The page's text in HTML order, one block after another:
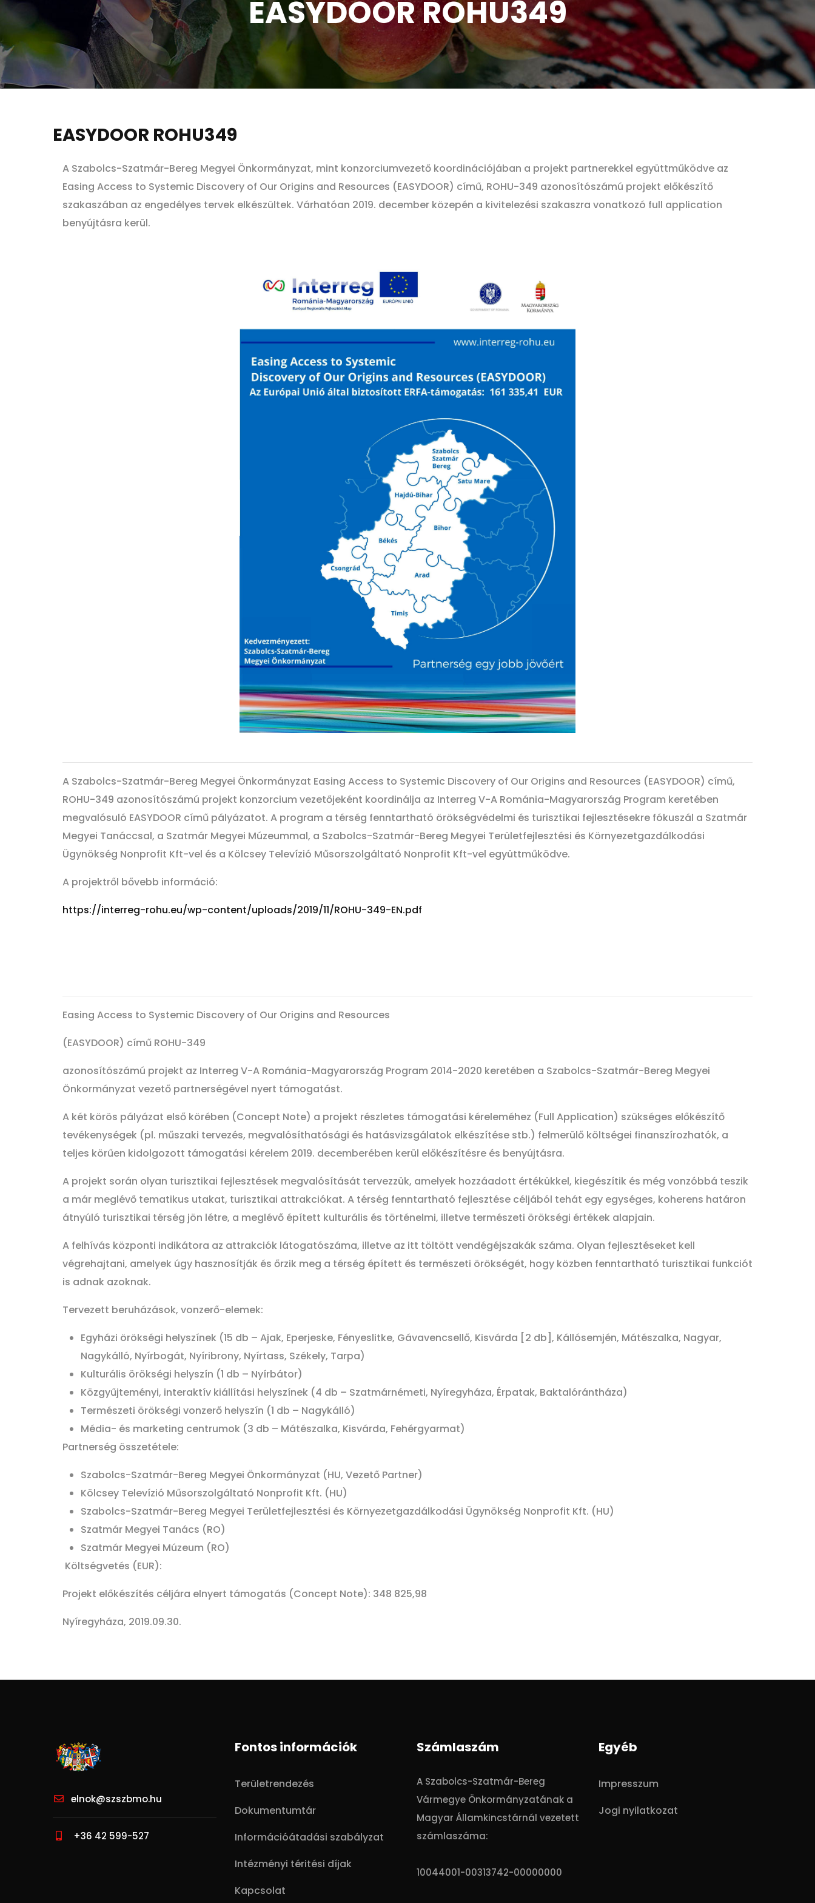
EASYDOOR ROHU349
EASYDOOR ROHU349
A Szabolcs-Szatmár-Bereg Megyei Önkormányzat, mint konzorciumvezető koordinációjában a projekt partnerekkel együttműködve az
Easing Access to Systemic Discovery of Our Origins and Resources (EASYDOOR) című, ROHU-349 azonosítószámú projekt előkészítő
szakaszában az engedélyes tervek elkészültek. Várhatóan 2019. december közepén a kivitelezési szakaszra vonatkozó full application
benyújtásra kerül.
A Szabolcs-Szatmár-Bereg Megyei Önkormányzat Easing Access to Systemic Discovery of Our Origins and Resources (EASYDOOR) című,
ROHU-349 azonosítószámú projekt konzorcium vezetőjeként koordinálja az Interreg V-A Románia-Magyarország Program keretében
megvalósuló EASYDOOR című pályázatot. A program a térség fenntartható örökségvédelmi és turisztikai fejlesztésekre fókuszál a Szatmár
Megyei Tanáccsal, a Szatmár Megyei Múzeummal, a Szabolcs-Szatmár-Bereg Megyei Területfejlesztési és Környezetgazdálkodási
Ügynökség Nonprofit Kft-vel és a Kölcsey Televízió Műsorszolgáltató Nonprofit Kft-vel együttműködve.
A projektről bővebb információ:
https://interreg-rohu.eu/wp-content/uploads/2019/11/ROHU-349-EN.pdf
Easing Access to Systemic Discovery of Our Origins and Resources
(EASYDOOR) című ROHU-349
azonosítószámú projekt az Interreg V-A Románia-Magyarország Program 2014-2020 keretében a Szabolcs-Szatmár-Bereg Megyei
Önkormányzat vezető partnerségével nyert támogatást.
A két körös pályázat első körében (Concept Note) a projekt részletes támogatási kéreleméhez (Full Application) szükséges előkészítő
tevékenységek (pl. műszaki tervezés, megvalósíthatósági és hatásvizsgálatok elkészítése stb.) felmerülő költségei finanszírozhatók, a
teljes körűen kidolgozott támogatási kérelem 2019. decemberében kerül előkészítésre és benyújtásra.
A projekt során olyan turisztikai fejlesztések megvalósítását tervezzük, amelyek hozzáadott értékükkel, kiegészítik és még vonzóbbá teszik
a már meglévő tematikus utakat, turisztikai attrakciókat. A térség fenntartható fejlesztése céljából tehát egy egységes, koherens határon
átnyúló turisztikai térség jön létre, a meglévő épített kulturális és történelmi, illetve természeti örökségi értékek alapjain.
A felhívás központi indikátora az attrakciók látogatószáma, illetve az itt töltött vendégéjszakák száma. Olyan fejlesztéseket kell
végrehajtani, amelyek úgy hasznosítják és őrzik meg a térség épített és természeti örökségét, hogy közben fenntartható turisztikai funkciót
is adnak azoknak.
Tervezett beruházások, vonzerő-elemek:
Egyházi örökségi helyszínek (15 db – Ajak, Eperjeske, Fényeslitke, Gávavencsellő, Kisvárda [2 db], Kállósemjén, Mátészalka, Nagyar,
Nagykálló, Nyírbogát, Nyíribrony, Nyírtass, Székely, Tarpa)
Kulturális örökségi helyszín (1 db – Nyírbátor)
Közgyűjteményi, interaktív kiállítási helyszínek (4 db – Szatmárnémeti, Nyíregyháza, Érpatak, Baktalórántháza)
Természeti örökségi vonzerő helyszín (1 db – Nagykálló)
Média- és marketing centrumok (3 db – Mátészalka, Kisvárda, Fehérgyarmat)
Partnerség összetétele:
Szabolcs-Szatmár-Bereg Megyei Önkormányzat (HU, Vezető Partner)
Kölcsey Televízió Műsorszolgáltató Nonprofit Kft. (HU)
Szabolcs-Szatmár-Bereg Megyei Területfejlesztési és Környezetgazdálkodási Ügynökség Nonprofit Kft. (HU)
Szatmár Megyei Tanács (RO)
Szatmár Megyei Múzeum (RO)
Költségvetés (EUR):
Projekt előkészítés céljára elnyert támogatás (Concept Note): 348 825,98
Nyíregyháza, 2019.09.30.
elnok@szszbmo.hu
+36 42 599-527
Fontos információk
Területrendezés
Dokumentumtár
Információátadási szabályzat
Intézményi téritési díjak
Kapcsolat
Számlaszám
A Szabolcs-Szatmár-Bereg
Vármegye Önkormányzatának a
Magyar Államkincstárnál vezetett
számlaszáma:
10044001-00313742-00000000
Egyéb
Impresszum
Jogi nyilatkozat